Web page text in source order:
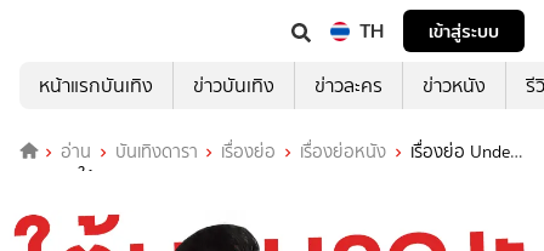
TH
เข้าสู่ระบบ
หน้าแรกบันเทิง
ข่าวบันเทิง ข่าวละคร ข่าวหนัง รี
อ่าน บันเทิงดารา เรื่องย่อ เรื่องย่อหนัง
เรื่องย่อ Under
Current ใต้เงามรณะ